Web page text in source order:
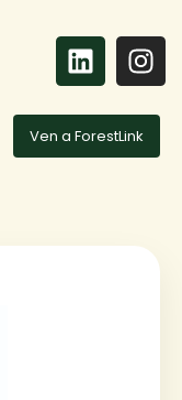
Ven a ForestLink